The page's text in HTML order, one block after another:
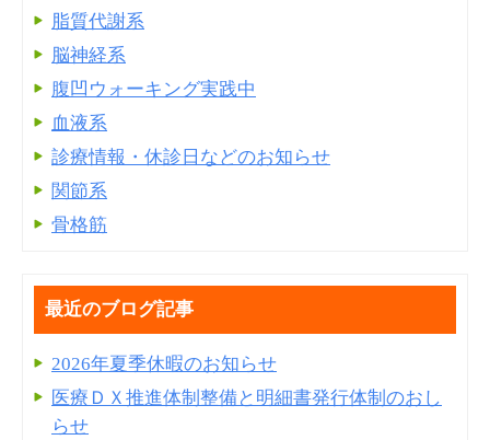
脂質代謝系
脳神経系
腹凹ウォーキング実践中
血液系
診療情報・休診日などのお知らせ
関節系
骨格筋
最近のブログ記事
2026年夏季休暇のお知らせ
医療ＤＸ推進体制整備と明細書発⾏体制のおし
らせ